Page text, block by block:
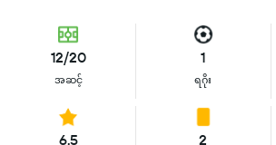
12/20
အဆင့်
1
ရဂိုး
6.5 2